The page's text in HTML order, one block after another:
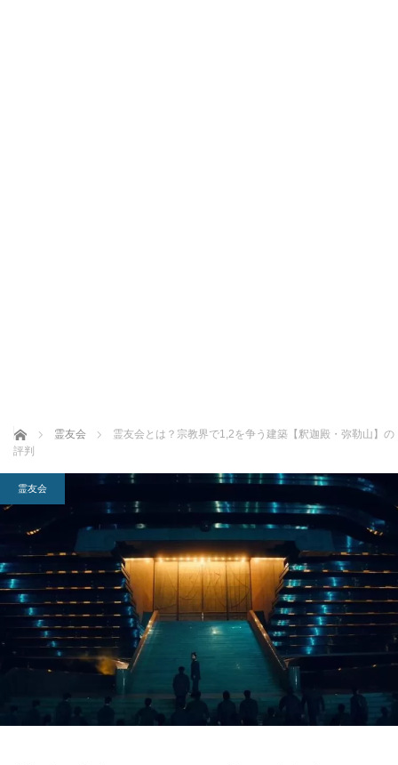
ホーム 霊友会
霊友会とは？宗教界で1,2を争う建築【釈迦殿・弥勒山】の
評判
霊友会